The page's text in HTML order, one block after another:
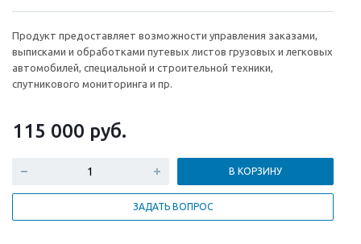
Продукт предоставляет возможности управления заказами,
выписками и обработками путевых листов грузовых и легковых
автомобилей, специальной и строительной техники,
спутникового мониторинга и пр.
115 000 руб.
В КОРЗИНУ
ЗАДАТЬ ВОПРОС